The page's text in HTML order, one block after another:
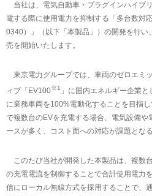
当社は、電気自動車・プラグインハイブ
電する際に使用電力を抑制する「多台数対
0340）」（以下「本製品」）の開発を行い
売を開始いたします。
東京電力グループでは、車両のゼロエミ
ィブ「EV100※1 」に国内エネルギー企業
に業務車両を100%電動化することを目指
で複数台のEVを充電する場合、電気設備
ースが多く、コスト面への対応が課題とな
このたび当社が開発した本製品は、複数
の充電電流を制御することで合計使用電力
信にローカル無線方式を採用することで、